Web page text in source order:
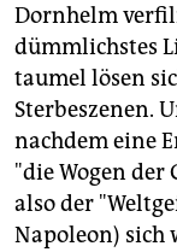
Dornhelm
dümmlichstes
taumel lösen
Sterbeszenen.
nachdem eine
"die Wogen der
also der
Napoleon) sich